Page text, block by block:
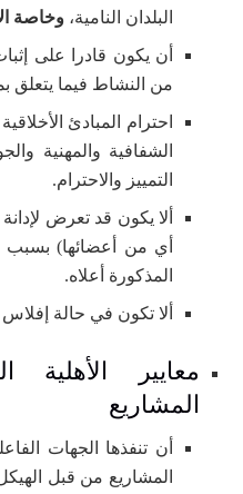
البلدان النامية، وخاصة
أن يكون قادرا على
من النشاط فيما يتعلق
احترام المبادئ
الشفافية والمهنية
التمييز والاحترام.
ألا يكون قد تعرض
أي من أعضائها) بسبب
المذكورة أعلاه.
ألا تكون في حالة
معايير الأهلية
المشاريع
أن تنفذها الجهات
المشاريع من قبل